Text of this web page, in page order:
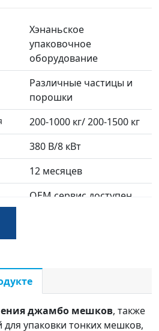
Хэнаньское
упаковочное
оборудование
Различные частицы и
порошки
200-1000 кг/ 200-1500 кг
380 В/8 кВт
12 месяцев
OEM сервис доступен
джамбо мешков, также
упаковки тонких мешков,